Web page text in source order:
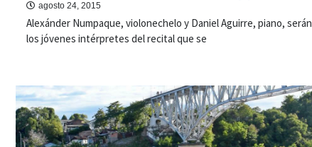
agosto 24, 2015
Alexánder Numpaque, violonechelo y Daniel Aguirre, piano, serán
los jóvenes intérpretes del recital que se